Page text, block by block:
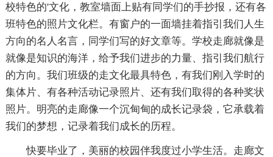
校特色的'文化，教室墙面上贴有同学们的手抄报，还有各
班特色的照片文化栏。有窗户的一面墙挂着指引我们人生
方向的名人名言，同学们写的好文章等。学校走廊就像是
就像是知识的海洋，给予我们进步的力量、指引我们航行
的方向。我们班级的走文化最具特色，有我们刚入学时的
集体片、有各种活动记录照片、还有我们取得的各种奖状
照片。明亮的走廊像一个沉甸甸的成长记录袋，它承载着
我们的梦想，记录着我们成长的历程。
快要毕业了，美丽的校园伴我度过小学生活。走廊文